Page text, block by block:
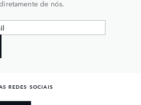
de nós.
REDES SOCIAIS